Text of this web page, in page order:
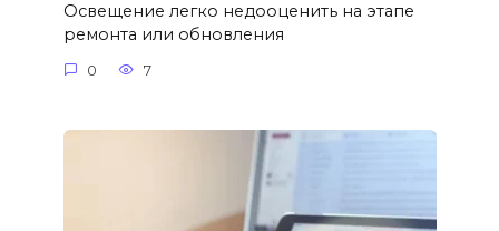
Освещение легко недооценить на этапе
ремонта или обновления
0 7